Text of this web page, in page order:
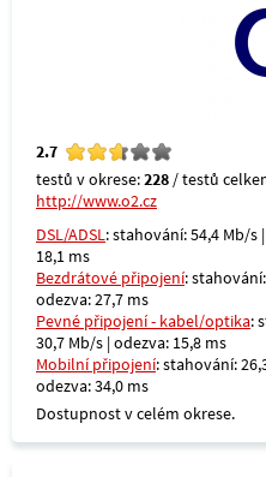
2.7
testů v okrese:228 / testů
http://www.o2.cz
DSL/ADSL: stahování: 54,4 Mb/s
18,1 ms
Bezdrátové připojení:
odezva: 27,7 ms
Pevné připojení - kabel/optika:
30,7 Mb/s | odezva: 15,8 ms
Mobilní připojení: stahování:
odezva: 34,0 ms
Dostupnost v celém okrese.